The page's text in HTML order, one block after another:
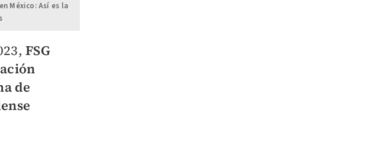
México: Así es la
FSG
de